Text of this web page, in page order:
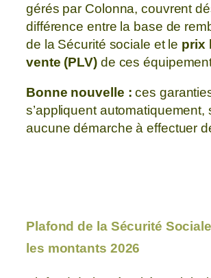
gérés par Colonna, couvrent
différence entre la base de
de la Sécurité sociale et le prix
vente (PLV)de ces
Bonne nouvelle : ces
s’appliquent automatiquement,
aucune démarche à effectuer
Plafond de la Sécurité
les montants 2026